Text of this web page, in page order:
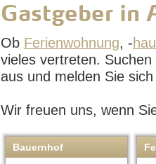
Gastgeber in
Ob Ferienwohnung, -
vieles vertreten.
aus und melden Sie
Wir freuen uns, wenn
Bauernhof